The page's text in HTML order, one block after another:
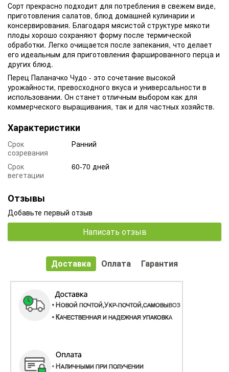
Сорт прекрасно подходит для потребления в свежем виде,
приготовления салатов, блюд домашней кулинарии и
консервирования. Благодаря мясистой структуре мякоти
плоды хорошо сохраняют форму после термической
обработки. Легко очищается после запекания, что делает
его идеальным для приготовления фаршированного перца и
других блюд.
Перец Паланачко Чудо - это сочетание высокой
урожайности, превосходного вкуса и универсальности в
использовании. Он станет отличным выбором как для
коммерческого выращивания, так и для частных хозяйств.
Характеристики
Срок
созревания
Ранний
Срок
вегетации
60-70 дней
Отзывы
Добавьте первый отзыв
Написать отзыв
Доставка Оплата Гарантия